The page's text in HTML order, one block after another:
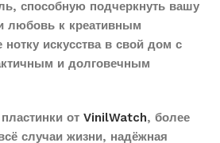
способную подчеркнуть вашу
любовь к креативным
искусства в свой дом с
и долговечным
от VinilWatch, более
случаи жизни, надёжная